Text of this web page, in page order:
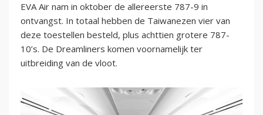
EVA Air nam in oktober de allereerste 787-9 in
ontvangst. In totaal hebben de Taiwanezen vier van
deze toestellen besteld, plus achttien grotere 787-
10’s. De Dreamliners komen voornamelijk ter
uitbreiding van de vloot.